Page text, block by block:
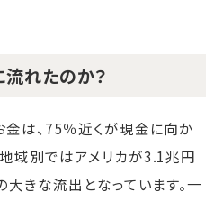
れたのか？
は、75％近くが現金に向か
域別ではアメリカが3.1兆円
きな流出となっています。一